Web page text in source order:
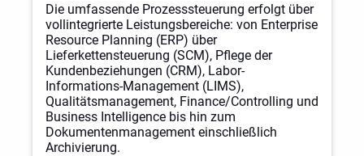
Die umfassende Prozesssteuerung erfolgt über
vollintegrierte Leistungsbereiche: von Enterprise
Resource Planning (ERP) über
Lieferkettensteuerung (SCM), Pflege der
Kundenbeziehungen (CRM), Labor-
Informations-Management (LIMS),
Qualitätsmanagement, Finance/Controlling und
Business Intelligence bis hin zum
Dokumentenmanagement einschließlich
Archivierung.